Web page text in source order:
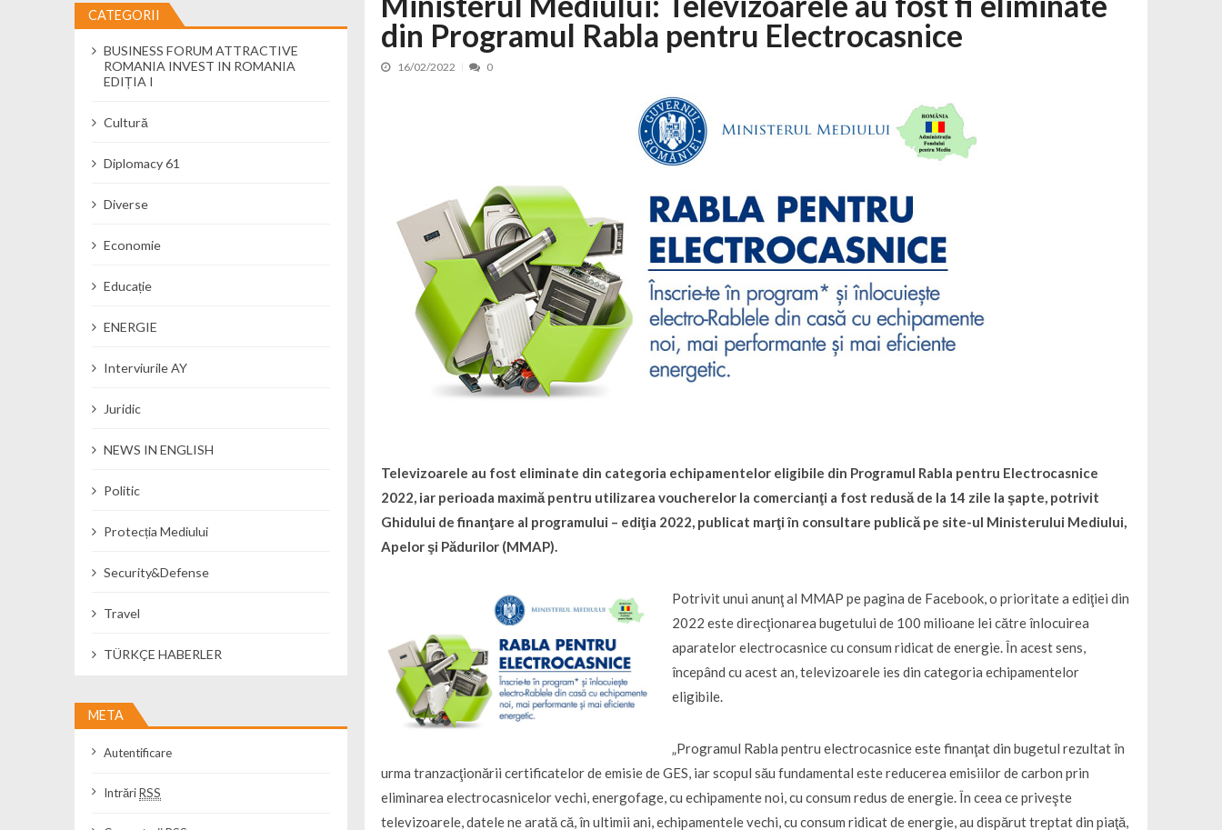
Cseke Attila: Am creat, până în prezent, peste 5.000 de noi locuri în creșe...
Încă o creșă modernă pentru Alba: 40 de locuri noi la Zlatna prin Programul... 15/07/2026
15/07/2026
04/08/2026
MMAP pune în consultare publică proiectul Catalogului național al zonelor pri...
din Programul Rabla pentru Electrocasnice
16/02/2022 0
Televizoarele au fost eliminate din categoria echipamentelor eligibile din Programul Rabla pentru Electrocasnice
2022, iar perioada maximă pentru utilizarea voucherelor la comercianţi a fost redusă de la 14 zile la şapte, potrivit
Ghidului de finanţare al programului – ediţia 2022, publicat marţi în consultare publică pe site-ul Ministerului Mediului,
Apelor şi Pădurilor (MMAP).
Potrivit unui anunţ al MMAP pe pagina de Facebook, o prioritate a ediţiei din
2022 este direcţionarea bugetului de 100 milioane lei către înlocuirea
aparatelor electrocasnice cu consum ridicat de energie. În acest sens,
începând cu acest an, televizoarele ies din categoria echipamentelor
eligibile.
„Programul Rabla pentru electrocasnice este finanţat din bugetul rezultat în
urma tranzacţionării certificatelor de emisie de GES, iar scopul său fundamental este reducerea emisiilor de carbon prin
eliminarea electrocasnicelor vechi, energofage, cu echipamente noi, cu consum redus de energie. În ceea ce priveşte
televizoarele, datele ne arată că, în ultimii ani, echipamentele vechi, cu consum ridicat de energie, au dispărut treptat din piaţă,
CATEGORII
BUSINESS FORUM ATTRACTIVE
ROMANIA INVEST IN ROMANIA
EDIȚIA I
Cultură
Diplomacy 61
Diverse
Economie
Educație
ENERGIE
Interviurile AY
Juridic
NEWS IN ENGLISH
Politic
Protecția Mediului
Security&Defense
Travel
TÜRKÇE HABERLER
META
Autentificare
IntrăriRSS